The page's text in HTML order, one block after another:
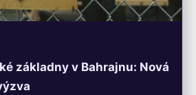
základny v Bahrajnu: Nová